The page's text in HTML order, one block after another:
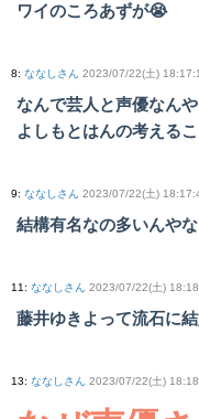
ワイのころあずが😭
8: ななしさん 2023/07/22(土)
なんで芸人と声優なん
よしもとはんの考える
9: ななしさん 2023/07/22(土)
結構有名なの多いんやな
11: ななしさん 2023/07/22(土)
藤井ゆきよって流石に
13: ななしさん 2023/07/22(土)